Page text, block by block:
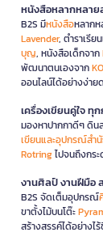
หนังสือหลากหลาย
B2S มีหนังสือหลาก
Lavender, ตำราเรีย
บุญ, หนังสือเด็กจาก
พัฒนาตนเองจาก
ออนไลน์ได้อย่างง่า
เครื่องเขียนคู่ใจ ทุ
มองหาปากกาดีๆ ดิ
เขียนและอุปกรณ์สำ
Rotringไปจนถึงกร
งานศิลป์ งานฝีมือ
B2S จัดเต็มอุปกรณ์
ขาตั้งไม้บนโต๊ะ
สร้างสรรค์ได้อย่างไ